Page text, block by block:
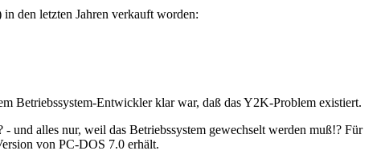
den letzten Jahren verkauft worden:
Betriebssystem-Entwickler klar war, daß das Y2K-Problem existiert.
und alles nur, weil das Betriebssystem gewechselt werden muß!? Für
von PC-DOS 7.0 erhält.